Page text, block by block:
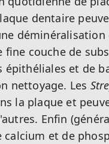
dentaire
couche de
et de
nettoyage. Les
la plaque et
Enfin
et de